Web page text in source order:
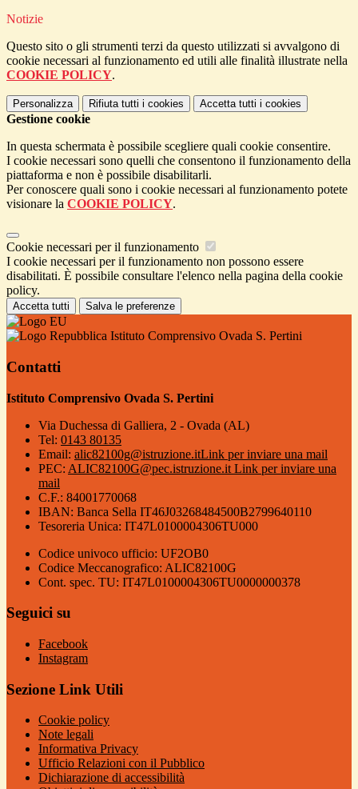
Notizie
Questo sito o gli strumenti terzi da questo utilizzati si avvalgono di
cookie necessari al funzionamento ed utili alle finalità illustrate nella
COOKIE POLICY.
Personalizza Rifiuta tutti i cookies Accetta tutti i cookies
Gestione cookie
In questa schermata è possibile scegliere quali cookie consentire.
I cookie necessari sono quelli che consentono il funzionamento della
piattaforma e non è possibile disabilitarli.
Per conoscere quali sono i cookie necessari al funzionamento potete
visionare la COOKIE POLICY.
Cookie necessari per il funzionamento
I cookie necessari per il funzionamento non possono essere
disabilitati. È possibile consultare l'elenco nella pagina della cookie
policy.
Accetta tutti Salva le preferenze
Istituto Comprensivo Ovada S. Pertini
Contatti
Istituto Comprensivo Ovada S. Pertini
Via Duchessa di Galliera, 2 - Ovada (AL)
Tel: 0143 80135
Email: alic82100g@istruzione.itLink per inviare una mail
PEC: ALIC82100G@pec.istruzione.it Link per inviare una
mail
C.F.: 84001770068
IBAN: Banca Sella IT46J03268484500B2799640110
Tesoreria Unica: IT47L0100004306TU000
Codice univoco ufficio: UF2OB0
Codice Meccanografico: ALIC82100G
Cont. spec. TU: IT47L0100004306TU0000000378
Seguici su
Facebook
Instagram
Sezione Link Utili
Cookie policy
Note legali
Informativa Privacy
Ufficio Relazioni con il Pubblico
Dichiarazione di accessibilità